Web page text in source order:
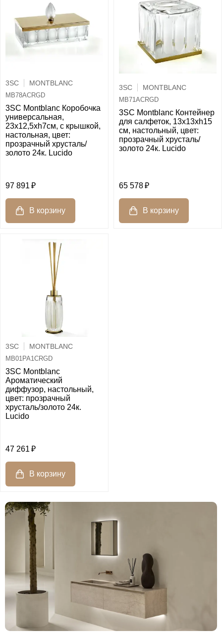
3SC MONTBLANC
MB78ACRGD
3SC Montblanc Коробочка
универсальная,
23х12,5хh7см, с крышкой,
настольная, цвет:
прозрачный хрусталь/
золото 24к. Lucido
97 891
3SC MONTBLANC
MB71ACRGD
3SC Montblanc Контейнер
для салфеток, 13х13хh15
см, настольный, цвет:
прозрачный хрусталь/
золото 24к. Lucido
65 578
3SC MONTBLANC
MB01PA1CRGD
3SC Montblanc
Ароматический
диффузор, настольный,
цвет: прозрачный
хрусталь/золото 24к.
Lucido
47 261